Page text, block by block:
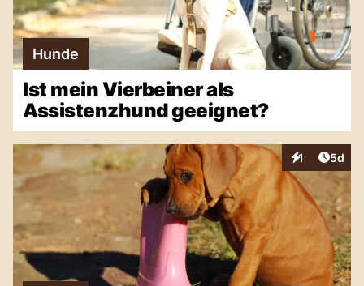
Hunde
Ist mein Vierbeiner als
Assistenzhund geeignet?
1
Interaktionen
5d